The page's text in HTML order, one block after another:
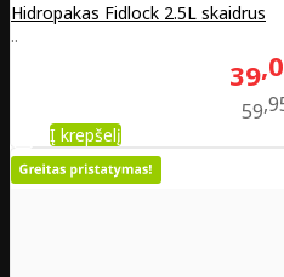
Hidropakas Fidlock 2.5L skaidrus
..
39
59
Į krepšelį